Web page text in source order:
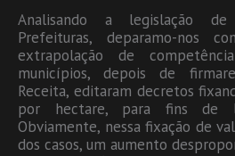
Analisando a legislação
Prefeituras, deparamo-nos
extrapolação de
municípios, depois de
Receita, editaram decretos
por hectare, para fins de
Obviamente, nessa fixação de
dos casos, um aumento